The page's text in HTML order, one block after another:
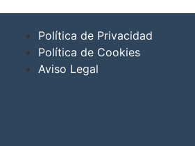
Política de Privacidad
Política de Cookies
Aviso Legal